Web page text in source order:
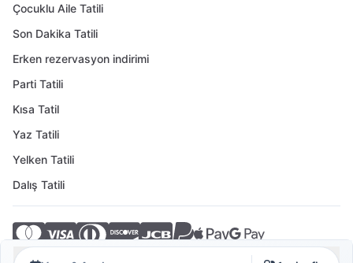
Çocuklu Aile Tatili
Son Dakika Tatili
Erken rezervasyon indirimi
Parti Tatili
Kısa Tatil
Yaz Tatili
Yelken Tatili
Dalış Tatili
© 2026 Crovillas GmbH